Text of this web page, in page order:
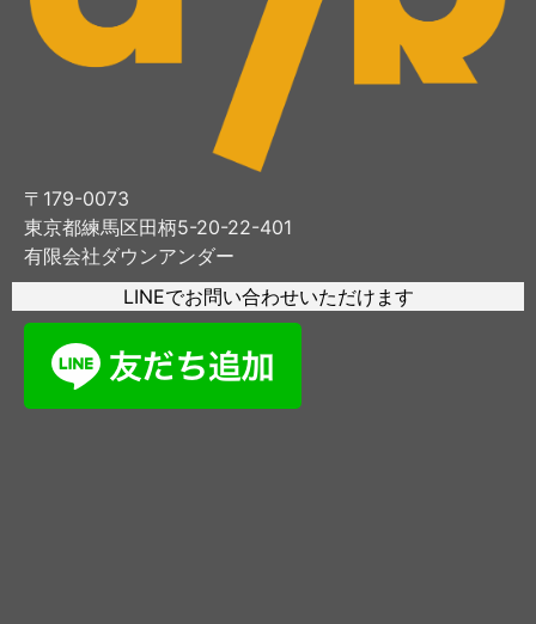
〒179-0073
東京都練馬区田柄5-20-22-401
有限会社ダウンアンダー
LINEでお問い合わせいただけます